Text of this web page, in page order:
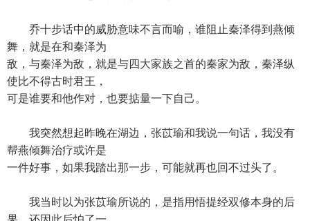
乔十步话中的威胁意味不言而喻，谁阻止秦泽得到燕倾
舞，就是在和秦泽为
敌，与秦泽为敌，就是与四大家族之首的秦家为敌，秦泽纵
使比不得古时君王，
可是谁要和他作对，也要掂量一下自己。
我突然想起昨晚在湖边，张苡瑜和我说一句话，我没有
帮燕倾舞治疗或许是
一件好事，如果我踏出那一步，可能就再也回不过头了。
我当时以为张苡瑜所说的，是指用悟提经双修本身的后